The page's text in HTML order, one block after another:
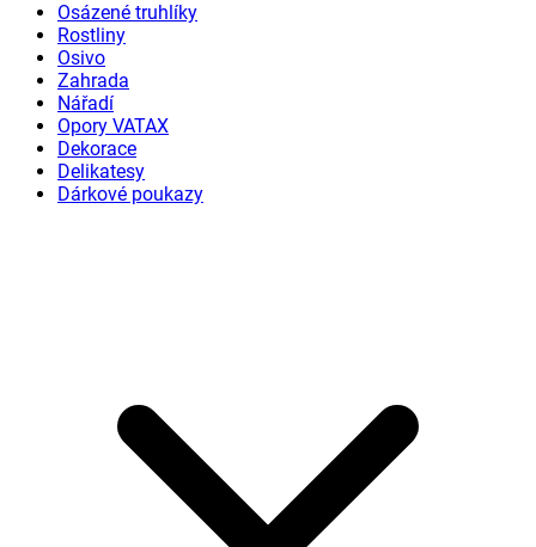
Osázené truhlíky
Rostliny
Osivo
Zahrada
Nářadí
Opory VATAX
Dekorace
Delikatesy
Dárkové poukazy